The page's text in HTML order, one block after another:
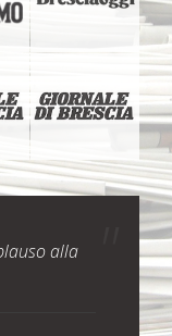
alla